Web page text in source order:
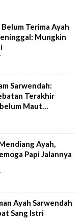
Terima Ayah
Mungkin
Sarwendah:
Terakhir
Maut
Ayah,
Papi Jalannya
Ayah Sarwendah
Sang Istri